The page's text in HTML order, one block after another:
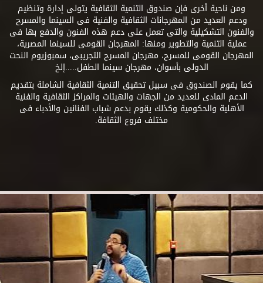
ومن ناحية أخرى فإن صندوق التنمية الثقافية يتولى إدارة وتنظيم
ودعم العديد من المهرجانات الثقافية والفنية فى السينما والمسرح
والفنون التشكيلية والتى تعمل على دعم هذه الفنون والدفع بها فى
عملية التنمية والتطوير ومنها: المهرجان القومى للسينما المصرية،
المهرجان القومى للمسرح، مهرجان المسرح التجريبى، سمبوزيوم النحت
الدولى بأسوان، مهرجان سينما الطفل.....إلخ
كما يقوم الصندوق فى سبيل تحقيق التنمية الثقافية الشاملة بتقديم
الدعم المادى للعديد من الجهات والهيئات والمراكز الثقافية والفنية
الأهلية والحكومية وكذلك يقوم بدعم شباب الفنانين والأدباء فى
مختلف فروع الثقافة.